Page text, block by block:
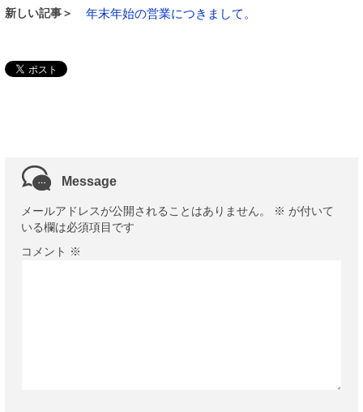
新しい記事＞ 年末年始の営業につきまして。
Message
メールアドレスが公開されることはありません。 ※ が付いて
いる欄は必須項目です
コメント ※